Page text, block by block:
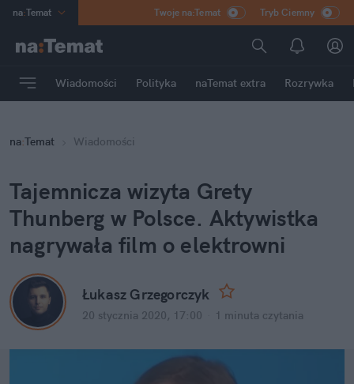
na:Temat
Poland
mama
Rozrywka
Twoje na:Temat Tryb Ciemny
Wiadomości Polityka naTemat extra Rozrywka
na:Temat Wiadomości
Tajemnicza wizyta Grety
Thunberg w Polsce. Aktywistka
nagrywała film o elektrowni
Łukasz Grzegorczyk
20 stycznia 2020, 17:00 1 minuta czytania